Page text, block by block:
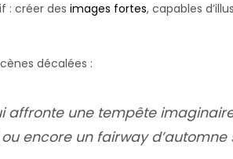
: créer des images fortes, capables
décalées :
affronte une tempête
ou encore un fairway